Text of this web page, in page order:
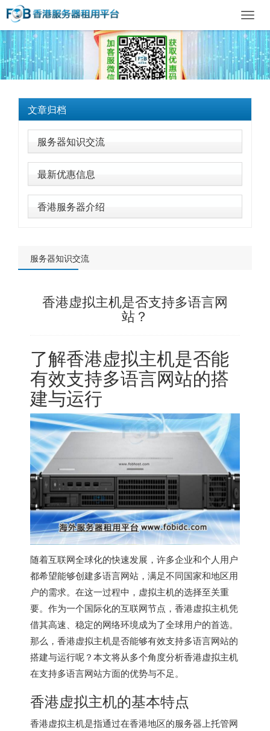
文章归档
服务器知识交流
最新优惠信息
香港服务器介绍
服务器知识交流
香港虚拟主机是否支持多语言网
站？
了解香港虚拟主机是否能
有效支持多语言网站的搭
建与运行
随着互联网全球化的快速发展，许多企业和个人用户
都希望能够创建多语言网站，满足不同国家和地区用
户的需求。在这一过程中，虚拟主机的选择至关重
要。作为一个国际化的互联网节点，香港虚拟主机凭
借其高速、稳定的网络环境成为了全球用户的首选。
那么，香港虚拟主机是否能够有效支持多语言网站的
搭建与运行呢？本文将从多个角度分析香港虚拟主机
在支持多语言网站方面的优势与不足。
香港虚拟主机的基本特点
香港虚拟主机是指通过在香港地区的服务器上托管网